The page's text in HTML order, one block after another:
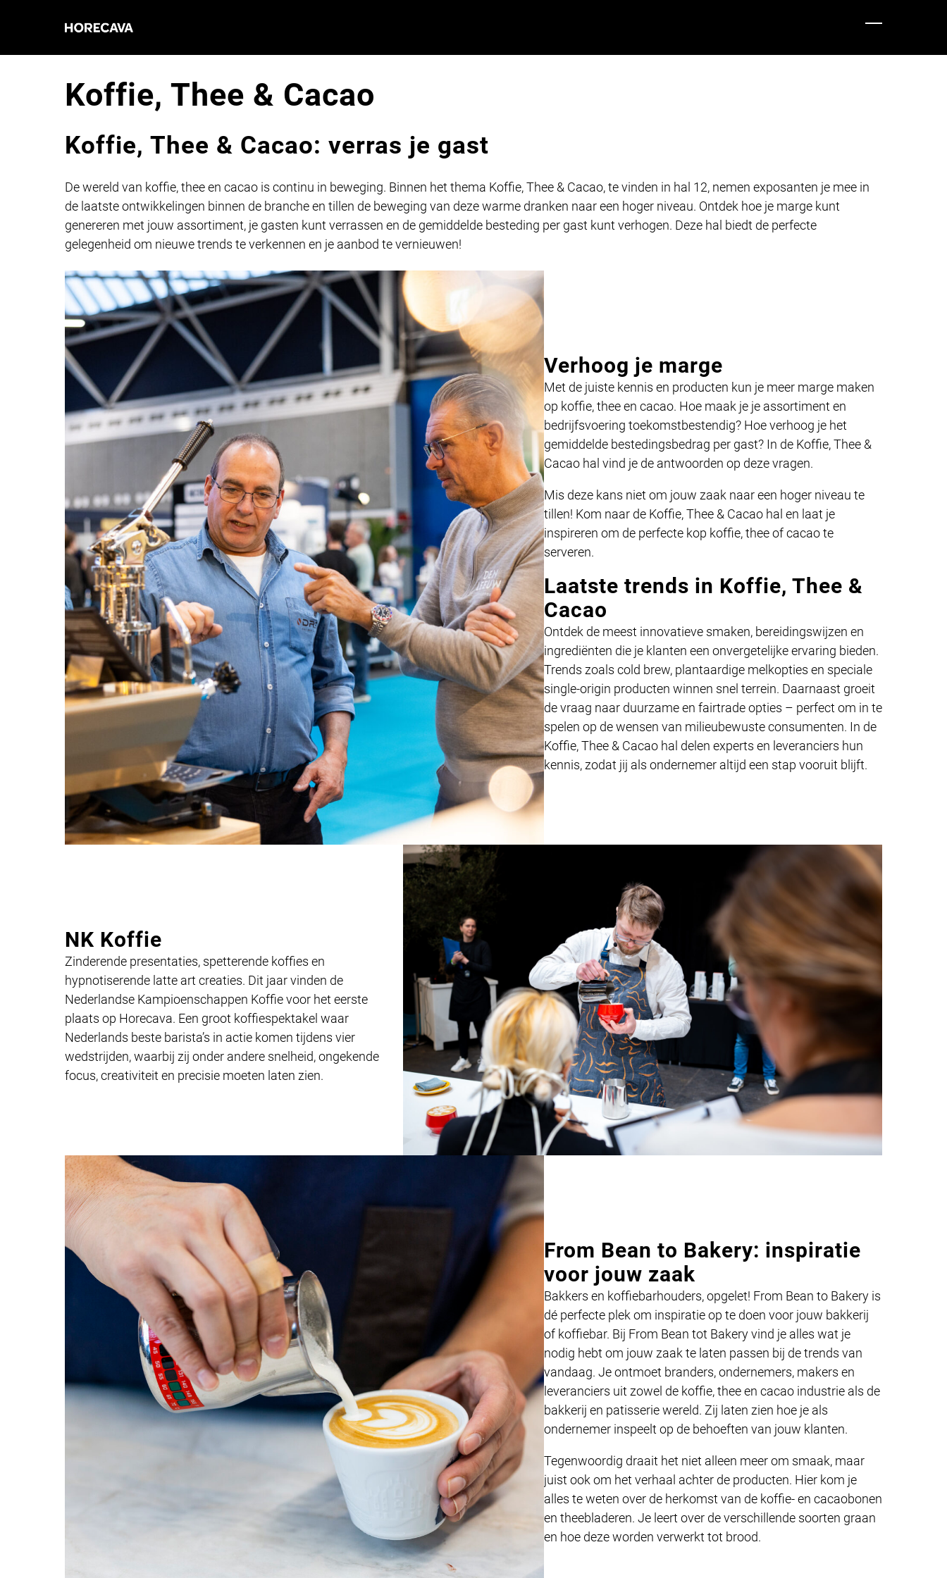
Koffie, Thee & Cacao
Koffie, Thee & Cacao: verras je gast
De wereld van koffie, thee en cacao is continu in beweging. Binnen het thema Koffie, Thee & Cacao, te vinden in hal 12, nemen exposanten je mee in
de laatste ontwikkelingen binnen de branche en tillen de beweging van deze warme dranken naar een hoger niveau. Ontdek hoe je marge kunt
genereren met jouw assortiment, je gasten kunt verrassen en de gemiddelde besteding per gast kunt verhogen. Deze hal biedt de perfecte
gelegenheid om nieuwe trends te verkennen en je aanbod te vernieuwen!
Verhoog je marge
Met de juiste kennis en producten kun je meer marge maken
op koffie, thee en cacao. Hoe maak je je assortiment en
bedrijfsvoering toekomstbestendig? Hoe verhoog je het
gemiddelde bestedingsbedrag per gast? In de Koffie, Thee &
Cacao hal vind je de antwoorden op deze vragen.
Mis deze kans niet om jouw zaak naar een hoger niveau te
tillen! Kom naar de Koffie, Thee & Cacao hal en laat je
inspireren om de perfecte kop koffie, thee of cacao te
serveren.
Laatste trends in Koffie, Thee &
Cacao
Ontdek de meest innovatieve smaken, bereidingswijzen en
ingrediënten die je klanten een onvergetelijke ervaring bieden.
Trends zoals cold brew, plantaardige melkopties en speciale
single-origin producten winnen snel terrein. Daarnaast groeit
de vraag naar duurzame en fairtrade opties – perfect om in te
spelen op de wensen van milieubewuste consumenten. In de
Koffie, Thee & Cacao hal delen experts en leveranciers hun
kennis, zodat jij als ondernemer altijd een stap vooruit blijft.
NK Koffie
Zinderende presentaties, spetterende koffies en
hypnotiserende latte art creaties. Dit jaar vinden de
Nederlandse Kampioenschappen Koffie voor het eerste
plaats op Horecava. Een groot koffiespektakel waar
Nederlands beste barista’s in actie komen tijdens vier
wedstrijden, waarbij zij onder andere snelheid, ongekende
focus, creativiteit en precisie moeten laten zien.
From Bean to Bakery: inspiratie
voor jouw zaak
Bakkers en koffiebarhouders, opgelet! From Bean to Bakery is
dé perfecte plek om inspiratie op te doen voor jouw bakkerij
of koffiebar. Bij From Bean tot Bakery vind je alles wat je
nodig hebt om jouw zaak te laten passen bij de trends van
vandaag. Je ontmoet branders, ondernemers, makers en
leveranciers uit zowel de koffie, thee en cacao industrie als de
bakkerij en patisserie wereld. Zij laten zien hoe je als
ondernemer inspeelt op de behoeften van jouw klanten.
Tegenwoordig draait het niet alleen meer om smaak, maar
juist ook om het verhaal achter de producten. Hier kom je
alles te weten over de herkomst van de koffie- en cacaobonen
en theebladeren. Je leert over de verschillende soorten graan
en hoe deze worden verwerkt tot brood.